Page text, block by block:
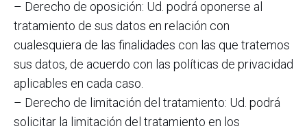
– Derecho de oposición: Ud. podrá oponerse al
tratamiento de sus datos en relación con
cualesquiera de las finalidades con las que tratemos
sus datos, de acuerdo con las políticas de privacidad
aplicables en cada caso.
– Derecho de limitación del tratamiento: Ud. podrá
solicitar la limitación del tratamiento en los